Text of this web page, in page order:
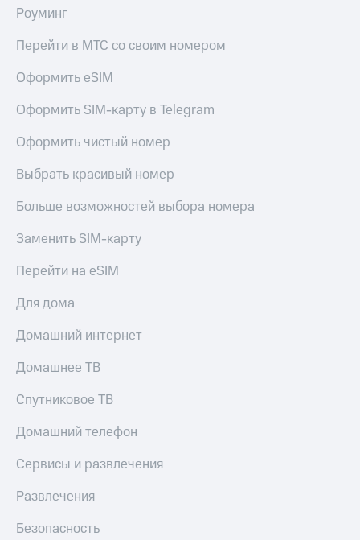
Роуминг
Перейти в МТС со своим номером
Оформить eSIM
Оформить SIM-карту в Telegram
Оформить чистый номер
Выбрать красивый номер
Больше возможностей выбора номера
Заменить SIM-карту
Перейти на eSIM
Для дома
Домашний интернет
Домашнее ТВ
Спутниковое ТВ
Домашний телефон
Сервисы и развлечения
Развлечения
Безопасность